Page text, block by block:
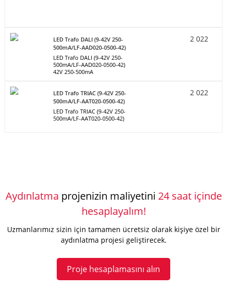
LED Trafo DALI (9-42V 250-
500mA/LF-AAD020-0500-42)
LED Trafo DALI (9-42V 250-
500mA/LF-AAD020-0500-42)
42V 250-500mA
2 022
LED Trafo TRIAC (9-42V 250-
500mA/LF-AAT020-0500-42)
LED Trafo TRIAC (9-42V 250-
500mA/LF-AAT020-0500-42)
2 022
Aydınlatma projenizin maliyetini 24 saat içinde
hesaplayalım!
Uzmanlarımız sizin için tamamen ücretsiz olarak kişiye özel bir
aydınlatma projesi geliştirecek.
Proje hesaplamasını alın